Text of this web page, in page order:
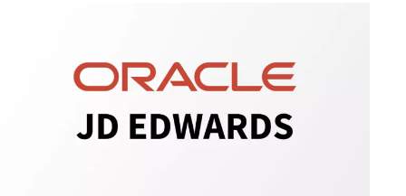
Konnektivität:
Oracle